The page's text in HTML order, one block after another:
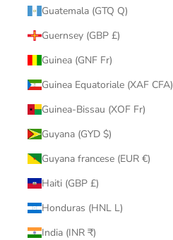
Guatemala (GTQ Q)
Guernsey (GBP £)
Guinea (GNF Fr)
Guinea Equatoriale (XAF CFA)
Guinea-Bissau (XOF Fr)
Guyana (GYD $)
Guyana francese (EUR €)
Haiti (GBP £)
Honduras (HNL L)
India (INR ₹)